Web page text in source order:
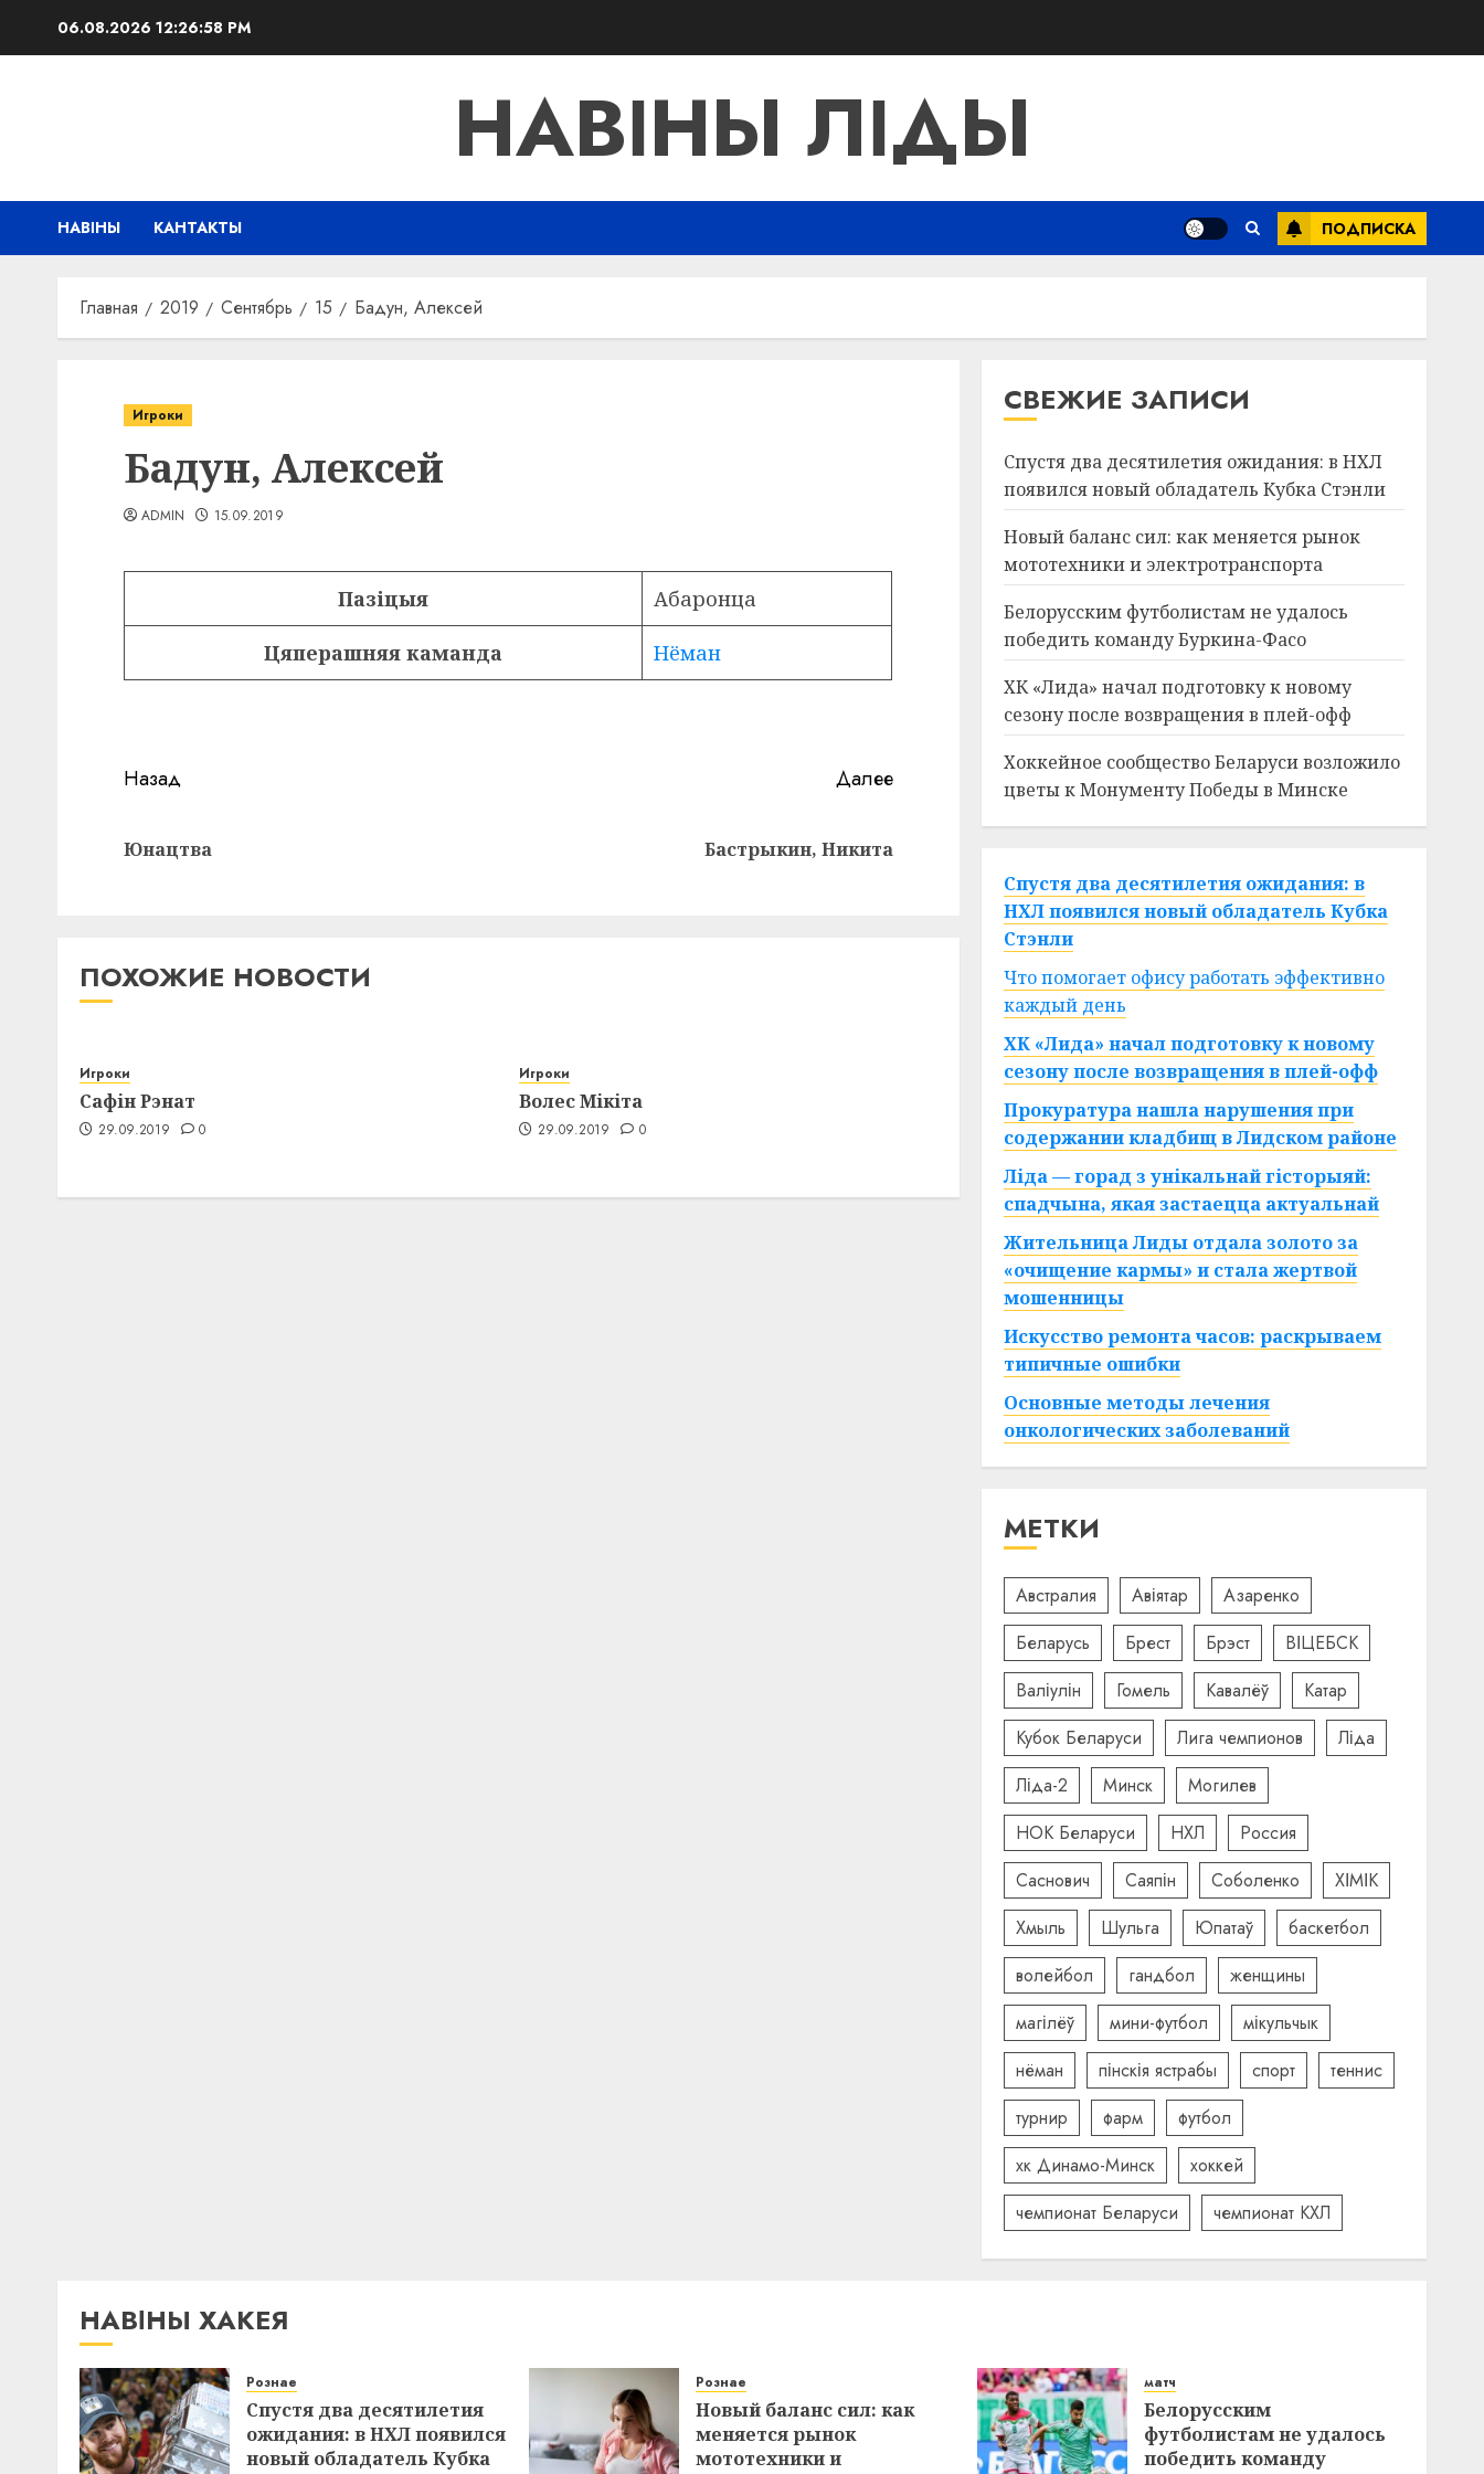
06.08.2026 12:26:58 PM
НАВІНЫ ЛІДЫ
НАВІНЫ КАНТАКТЫ ПОДПИСКА
Главная 2019 Сентябрь 15 Бадун, Алексей
Игроки
Бадун, Алексей
ADMIN 15.09.2019
Пазіцыя Абаронца
Цяперашняя каманда Нёман
Навигация
Назад
Юнацтва
Далее
Бастрыкин, Никита
ПОХОЖИЕ НОВОСТИ
Игроки
Сафін Рэнат
29.09.2019 0
Игроки
Волес Мікіта
29.09.2019 0
СВЕЖИЕ ЗАПИСИ
Спустя два десятилетия ожидания: в НХЛ
появился новый обладатель Кубка Стэнли
Новый баланс сил: как меняется рынок
мототехники и электротранспорта
Белорусским футболистам не удалось
победить команду Буркина-Фасо
ХК «Лида» начал подготовку к новому
сезону после возвращения в плей-офф
Хоккейное сообщество Беларуси возложило
цветы к Монументу Победы в Минске
Спустя два десятилетия ожидания: в
НХЛ появился новый обладатель Кубка
Стэнли
Что помогает офису работать эффективно
каждый день
ХК «Лида» начал подготовку к новому
сезону после возвращения в плей-офф
Прокуратура нашла нарушения при
содержании кладбищ в Лидском районе
Ліда — горад з унікальнай гісторыяй:
спадчына, якая застаецца актуальнай
Жительница Лиды отдала золото за
«очищение кармы» и стала жертвой
мошенницы
Искусство ремонта часов: раскрываем
типичные ошибки
Основные методы лечения
онкологических заболеваний
МЕТКИ
Австралия Авіятар
Азаренко
Беларусь
Брест Брэст
ВІЦЕБСК
Валіулін
Гомель Кавалёў
Катар
Кубок Беларуси
Лига чемпионов
Ліда
Ліда-2
Минск
Могилев
НОК Беларуси
НХЛ
Россия
Саснович
Саяпін Соболенко
ХІМІК
Хмыль
Шульга Юпатаў
баскетбол
волейбол
гандбол
женщины
магілёў
мини-футбол
мікульчык
нёман
пінскія ястрабы спорт
теннис
турнир
фарм
футбол
хк Динамо-Минск
хоккей
чемпионат Беларуси
чемпионат КХЛ
НАВІНЫ ХАКЕЯ
Рознае
Спустя два десятилетия
ожидания: в НХЛ появился
новый обладатель Кубка
Рознае
Новый баланс сил: как
меняется рынок
мототехники и
матч
Белорусским
футболистам не удалось
победить команду